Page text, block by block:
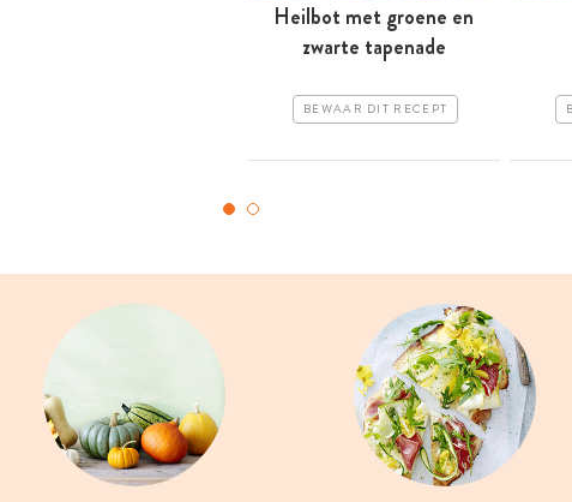
Heilbot met groene en
zwarte tapenade
BEWAAR DIT RECEPT